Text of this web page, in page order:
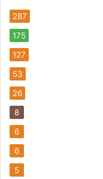
287
175
127
53
26
8
6
6
5